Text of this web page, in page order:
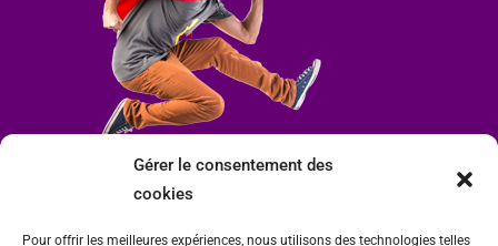
Gérer le consentement des
cookies
Pour offrir les meilleures expériences, nous utilisons des technologies telles